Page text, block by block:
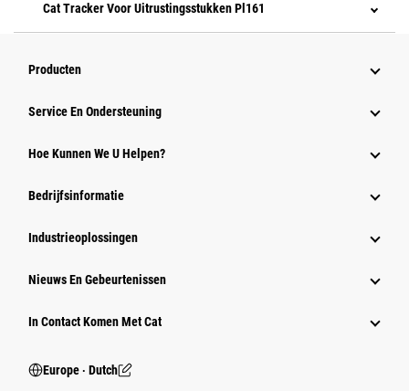
Cat Tracker Voor Uitrustingsstukken Pl161
Producten
Service En Ondersteuning
Hoe Kunnen We U Helpen?
Bedrijfsinformatie
Industrieoplossingen
Nieuws En Gebeurtenissen
In Contact Komen Met Cat
Europe ‧ Dutch